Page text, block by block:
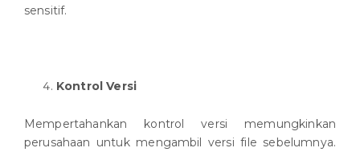
sensitif.
Kontrol Versi
Mempertahankan kontrol versi memungkinkan
perusahaan untuk mengambil versi file sebelumnya.